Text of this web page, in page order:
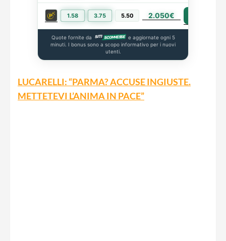
1.58 3.75 5.50 2.050€
Quote fornite da
e aggiornate ogni 5
minuti. I bonus sono a scopo informativo per i nuovi
utenti.
LUCARELLI: “PARMA? ACCUSE INGIUSTE.
METTETEVI L’ANIMA IN PACE”